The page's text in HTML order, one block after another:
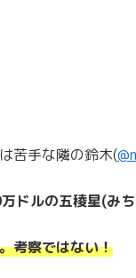
苦手な隣の鈴木(
ドルの五稜星(み
考察ではない！